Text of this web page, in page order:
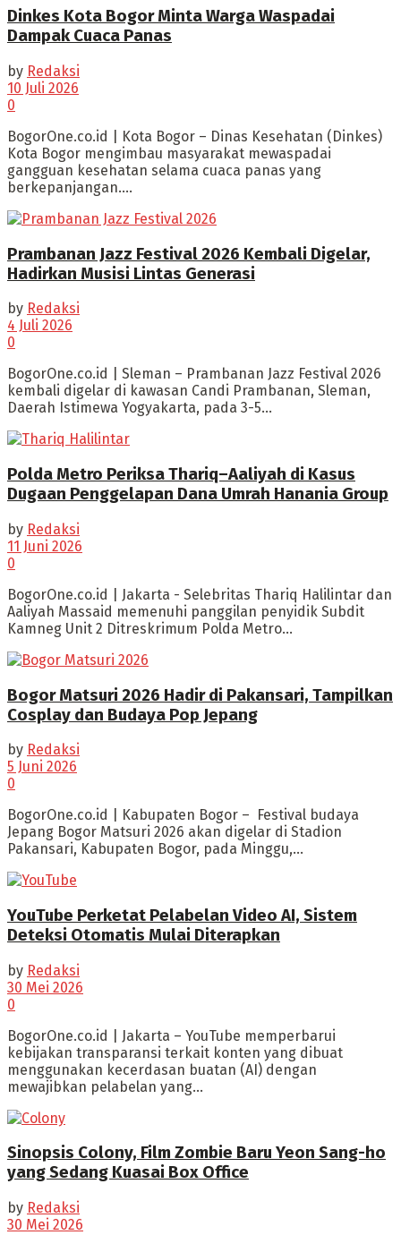
Dinkes Kota Bogor Minta Warga Waspadai
Dampak Cuaca Panas
by Redaksi
10 Juli 2026
0
BogorOne.co.id | Kota Bogor – Dinas Kesehatan (Dinkes)
Kota Bogor mengimbau masyarakat mewaspadai
gangguan kesehatan selama cuaca panas yang
berkepanjangan....
Prambanan Jazz Festival 2026 Kembali Digelar,
Hadirkan Musisi Lintas Generasi
by Redaksi
4 Juli 2026
0
BogorOne.co.id | Sleman – Prambanan Jazz Festival 2026
kembali digelar di kawasan Candi Prambanan, Sleman,
Daerah Istimewa Yogyakarta, pada 3-5...
Polda Metro Periksa Thariq–Aaliyah di Kasus
Dugaan Penggelapan Dana Umrah Hanania Group
by Redaksi
11 Juni 2026
0
BogorOne.co.id | Jakarta - Selebritas Thariq Halilintar dan
Aaliyah Massaid memenuhi panggilan penyidik Subdit
Kamneg Unit 2 Ditreskrimum Polda Metro...
Bogor Matsuri 2026 Hadir di Pakansari, Tampilkan
Cosplay dan Budaya Pop Jepang
by Redaksi
5 Juni 2026
0
BogorOne.co.id | Kabupaten Bogor – Festival budaya
Jepang Bogor Matsuri 2026 akan digelar di Stadion
Pakansari, Kabupaten Bogor, pada Minggu,...
YouTube Perketat Pelabelan Video AI, Sistem
Deteksi Otomatis Mulai Diterapkan
by Redaksi
30 Mei 2026
0
BogorOne.co.id | Jakarta – YouTube memperbarui
kebijakan transparansi terkait konten yang dibuat
menggunakan kecerdasan buatan (AI) dengan
mewajibkan pelabelan yang...
Sinopsis Colony, Film Zombie Baru Yeon Sang-ho
yang Sedang Kuasai Box Office
by Redaksi
30 Mei 2026